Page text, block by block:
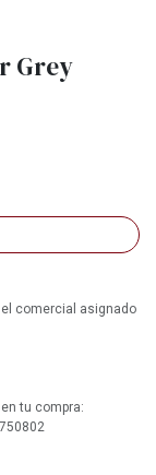
Grey
comercial asignado
tu compra: